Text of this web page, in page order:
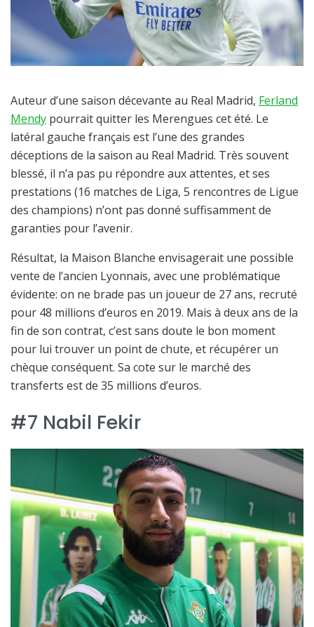
Auteur d’une saison décevante au Real Madrid, Ferland
Mendy pourrait quitter les Merengues cet été. Le
latéral gauche français est l’une des grandes
déceptions de la saison au Real Madrid. Très souvent
blessé, il n’a pas pu répondre aux attentes, et ses
prestations (16 matches de Liga, 5 rencontres de Ligue
des champions) n’ont pas donné suffisamment de
garanties pour l’avenir.
Résultat, la Maison Blanche envisagerait une possible
vente de l’ancien Lyonnais, avec une problématique
évidente: on ne brade pas un joueur de 27 ans, recruté
pour 48 millions d’euros en 2019. Mais à deux ans de la
fin de son contrat, c’est sans doute le bon moment
pour lui trouver un point de chute, et récupérer un
chèque conséquent. Sa cote sur le marché des
transferts est de 35 millions d’euros.
#7 Nabil Fekir